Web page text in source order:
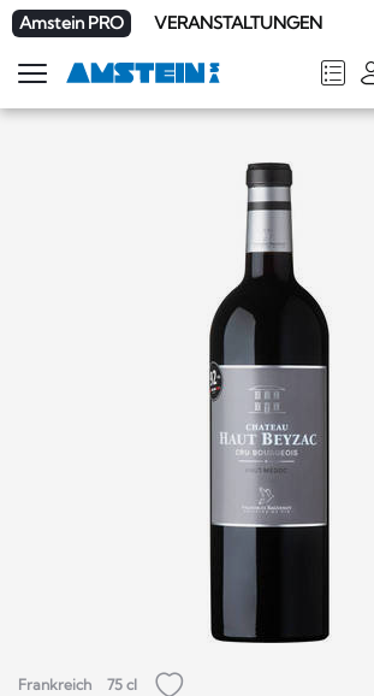
Amstein PRO VERANSTALTUNGEN
FRDEENIT
Navigation
zeigen
Frankreich 75 cl